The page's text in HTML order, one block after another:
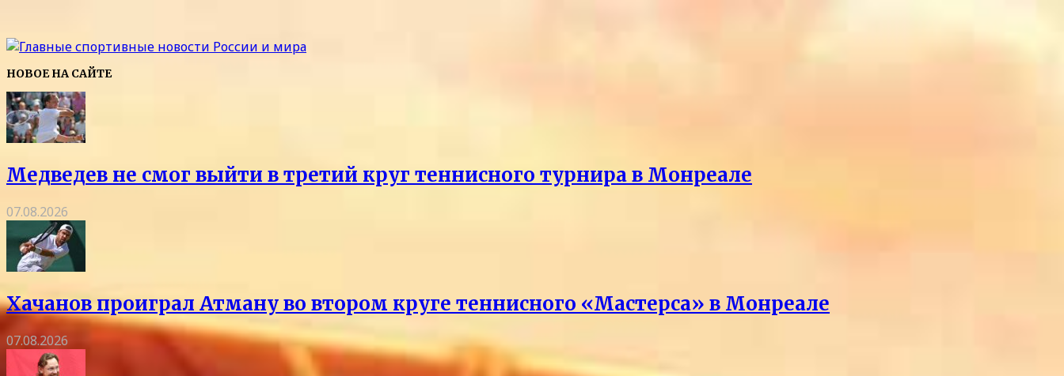
НОВОЕ НА САЙТЕ
Медведев не смог выйти в третий круг теннисного турнира в Монреале
07.08.2026
Хачанов проиграл Атману во втором круге теннисного «Мастерса» в Монреале
07.08.2026